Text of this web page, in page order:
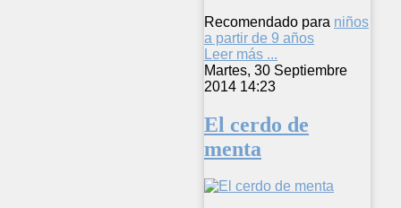
Recomendado para niños
a partir de 9 años
Leer más ...
Martes, 30 Septiembre
2014 14:23
El cerdo de
menta